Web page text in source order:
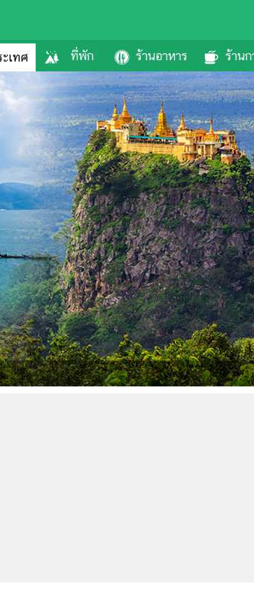
เทศ ที่พัก ร้านอาหาร ร้าน